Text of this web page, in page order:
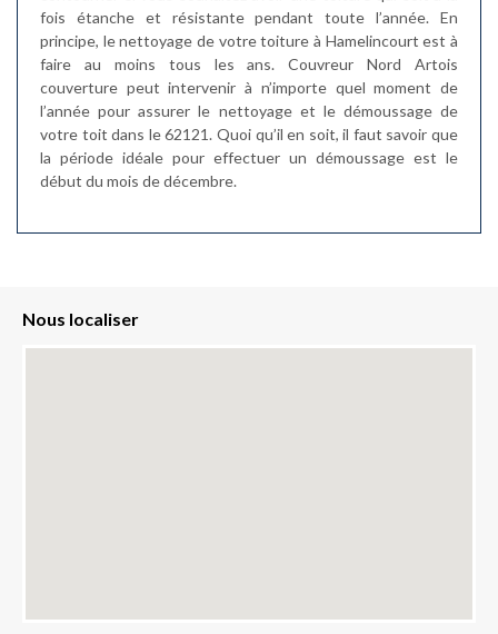
fois étanche et résistante pendant toute l’année. En
principe, le nettoyage de votre toiture à Hamelincourt est à
faire au moins tous les ans. Couvreur Nord Artois
couverture peut intervenir à n’importe quel moment de
l’année pour assurer le nettoyage et le démoussage de
votre toit dans le 62121. Quoi qu’il en soit, il faut savoir que
la période idéale pour effectuer un démoussage est le
début du mois de décembre.
Nous localiser